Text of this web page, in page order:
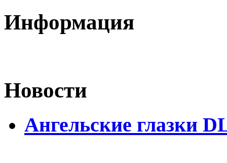
Информация
Новости
Ангельские глазки